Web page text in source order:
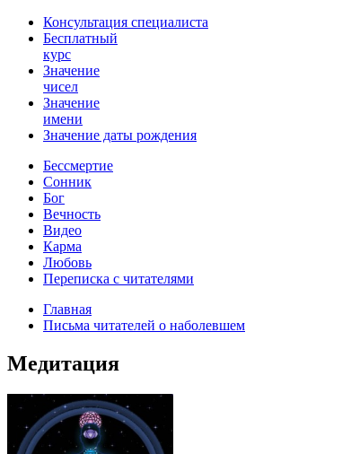
Консультация специалиста
Бесплатный
курс
Значение
чисел
Значение
имени
Значение даты рождения
Бессмертие
Сонник
Бог
Вечность
Видео
Карма
Любовь
Переписка с читателями
Главная
Письма читателей о наболевшем
Медитация